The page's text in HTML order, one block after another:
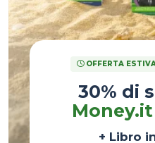
OFFERTA
30% di
+ Libro